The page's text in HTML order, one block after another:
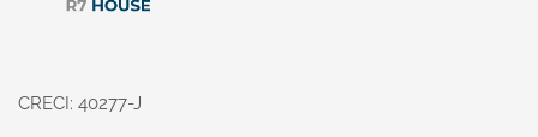
CRECI: 40277-J